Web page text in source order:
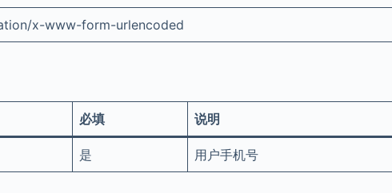
x-www-form-urlencoded
必填 说明
是 用户手机号